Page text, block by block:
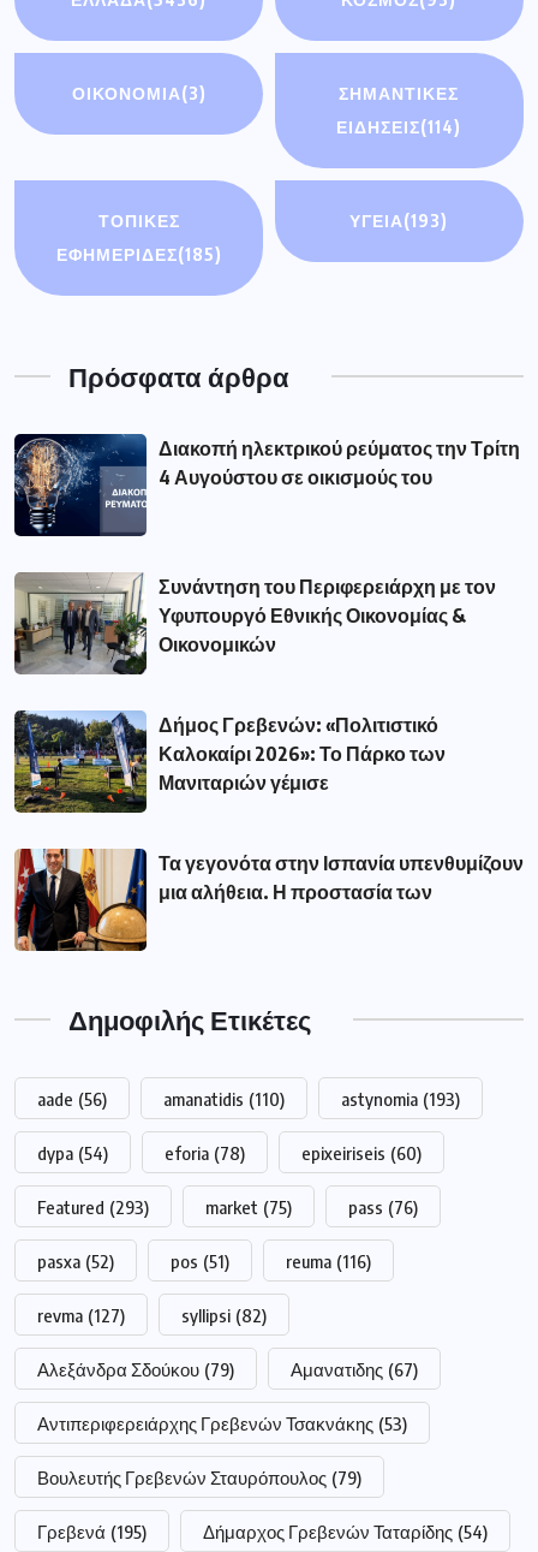
ΟΙΚΟΝΟΜΊΑ(3)
ΣΗΜΑΝΤΙΚΈΣ
ΕΙΔΉΣΕΙΣ(114)
ΤΟΠΙΚΕΣ
ΕΦΗΜΕΡΙΔΕΣ(185)
ΥΓΕΙΑ(193)
Πρόσφατα άρθρα
Διακοπή ηλεκτρικού ρεύματος την Τρίτη
4 Αυγούστου σε οικισμούς του
Συνάντηση του Περιφερειάρχη με τον
Υφυπουργό Εθνικής Οικονομίας &
Οικονομικών
Δήμος Γρεβενών: «Πολιτιστικό
Καλοκαίρι 2026»: Το Πάρκο των
Μανιταριών γέμισε
Τα γεγονότα στην Ισπανία υπενθυμίζουν
μια αλήθεια. Η προστασία των
Δημοφιλής Ετικέτες
aade (56) amanatidis (110) astynomia (193)
dypa (54) eforia (78) epixeiriseis (60)
Featured (293) market (75) pass (76)
pasxa (52) pos (51) reuma (116)
revma (127) syllipsi (82)
Αλεξάνδρα Σδούκου (79) Αμανατιδης (67)
Αντιπεριφερειάρχης Γρεβενών Τσακνάκης (53)
Βουλευτής Γρεβενών Σταυρόπουλος (79)
Γρεβενά (195) Δήμαρχος Γρεβενών Ταταρίδης (54)